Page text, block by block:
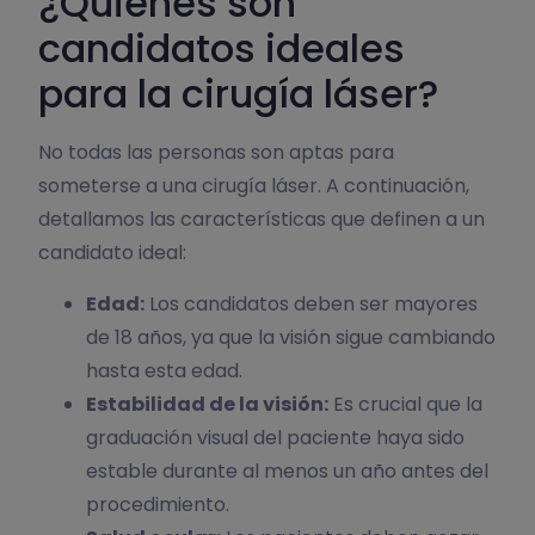
candidatos ideales
para la cirugía láser?
No todas las personas son aptas para
someterse a una cirugía láser. A continuación,
detallamos las características que definen a un
candidato ideal:
Edad: Los candidatos deben ser mayores
de 18 años, ya que la visión sigue cambiando
hasta esta edad.
Estabilidad de la visión: Es crucial que la
graduación visual del paciente haya sido
estable durante al menos un año antes del
procedimiento.